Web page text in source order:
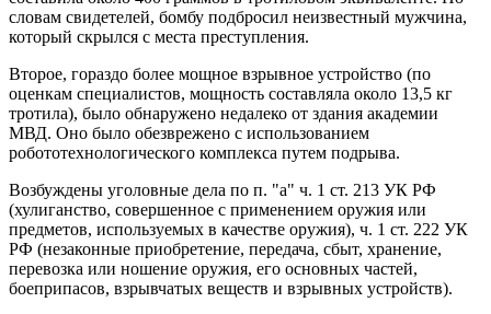
словам свидетелей, бомбу подбросил неизвестный мужчина,
который скрылся с места преступления.
Второе, гораздо более мощное взрывное устройство (по
оценкам специалистов, мощность составляла около 13,5 кг
тротила), было обнаружено недалеко от здания академии
МВД. Оно было обезврежено с использованием
робототехнологического комплекса путем подрыва.
Возбуждены уголовные дела по п. "а" ч. 1 ст. 213 УК РФ
(хулиганство, совершенное с применением оружия или
предметов, используемых в качестве оружия), ч. 1 ст. 222 УК
РФ (незаконные приобретение, передача, сбыт, хранение,
перевозка или ношение оружия, его основных частей,
боеприпасов, взрывчатых веществ и взрывных устройств).